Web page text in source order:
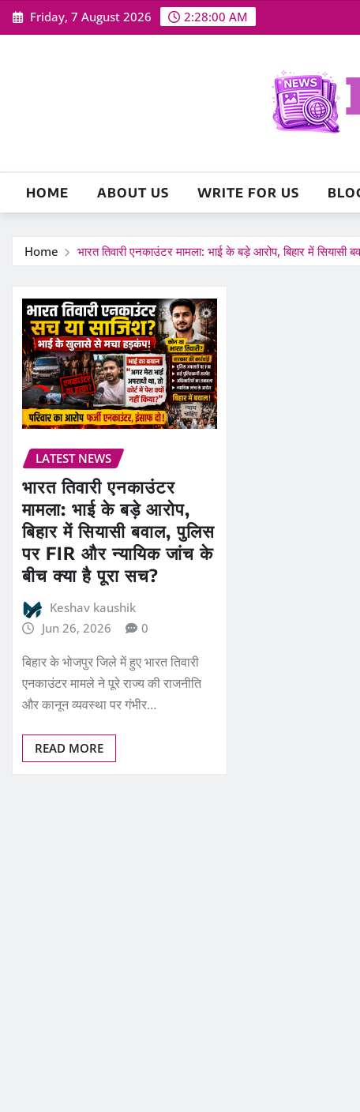
Skip
to
Friday, 7 August 2026 2:28:01 AM
HOME ABOUT US WRITE FOR US
Home भारत तिवारी एनकाउंटर मामला: भाई के बड़े आरोप, बिहार में
LATEST NEWS
भारत तिवारी एनकाउंटर
मामला: भाई के बड़े आरोप,
बिहार में सियासी बवाल, पुलिस
पर FIR और न्यायिक जांच के
बीच क्या है पूरा सच?
Keshav kaushik
Jun 26, 2026
0
बिहार के भोजपुर जिले में हुए भारत तिवारी
एनकाउंटर मामले ने पूरे राज्य की राजनीति
और कानून व्यवस्था पर गंभीर…
READ MORE